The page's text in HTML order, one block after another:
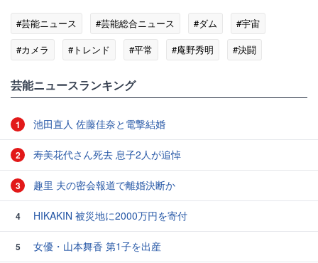
#芸能ニュース #芸能総合ニュース #ダム
#宇宙
#カメラ
#トレンド #平常 #庵野秀明
#決闘
芸能ニュースランキング
1 池田直人 佐藤佳奈と電撃結婚
2 寿美花代さん死去 息子2人が追悼
3 趣里 夫の密会報道で離婚決断か
4 HIKAKIN 被災地に2000万円を寄付
5
女優・山本舞香 第1子を出産